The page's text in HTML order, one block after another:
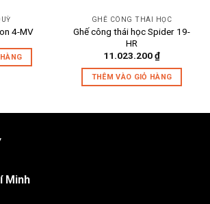
4-MV
GHẾ CÔNG THÁI HỌC
Ghế công thái học Spider 19-
HR
11.023.200₫
THÊM VÀO GIỎ HÀNG
Minh